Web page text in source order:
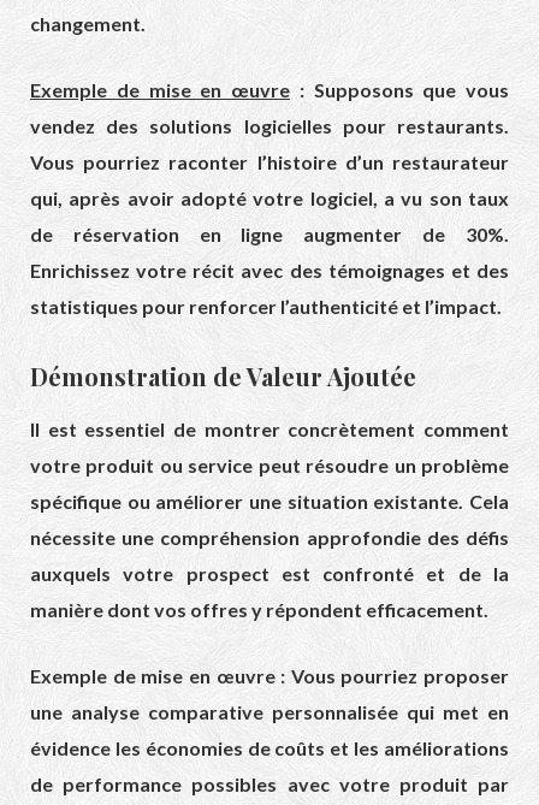
changement.
Exemple de mise en œuvre : Supposons que vous
vendez des solutions logicielles pour restaurants.
Vous pourriez raconter l’histoire d’un restaurateur
qui, après avoir adopté votre logiciel, a vu son taux
de réservation en ligne augmenter de 30%.
Enrichissez votre récit avec des témoignages et des
statistiques pour renforcer l’authenticité et l’impact.
Démonstration de Valeur Ajoutée
Il est essentiel de montrer concrètement comment
votre produit ou service peut résoudre un problème
spécifique ou améliorer une situation existante. Cela
nécessite une compréhension approfondie des défis
auxquels votre prospect est confronté et de la
manière dont vos offres y répondent efficacement.
Exemple de mise en œuvre : Vous pourriez proposer
une analyse comparative personnalisée qui met en
évidence les économies de coûts et les améliorations
de performance possibles avec votre produit par